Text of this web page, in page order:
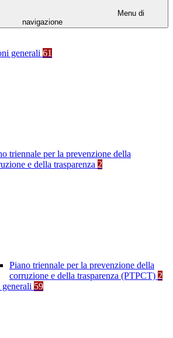
Menu di
navigazione
generali 61
triennale per la prevenzione della
e della trasparenza 2
Piano triennale per la prevenzione della
corruzione e della trasparenza (PTPCT) 2
59